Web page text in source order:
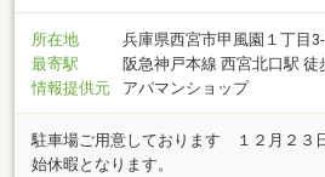
所在地
兵庫県西宮市甲風園１丁目
最寄駅
阪急神戸本線 西宮北口駅 徒
情報提供元
アパマンショップ
駐車場ご用意しております １２月２３
始休暇となります。